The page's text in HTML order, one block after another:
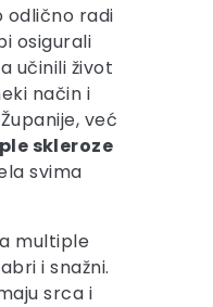
odlično radi
osigurali
učinili život
način i
već
skleroze
svima
multiple
i snažni.
srca i